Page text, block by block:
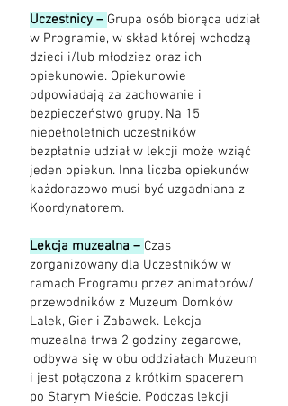
Uczestnicy – Grupa osób biorąca udział
w Programie, w skład której wchodzą
dzieci i/lub młodzież oraz ich
opiekunowie. Opiekunowie
odpowiadają za zachowanie i
bezpieczeństwo grupy. Na 15
niepełnoletnich uczestników
bezpłatnie udział w lekcji może wziąć
jeden opiekun. Inna liczba opiekunów
każdorazowo musi być uzgadniana z
Koordynatorem.
Lekcja muzealna – Czas
zorganizowany dla Uczestników w
ramach Programu przez animatorów/
przewodników z Muzeum Domków
Lalek, Gier i Zabawek. Lekcja
muzealna trwa 2 godziny zegarowe,
odbywa się w obu oddziałach Muzeum
i jest połączona z krótkim spacerem
po Starym Mieście. Podczas lekcji